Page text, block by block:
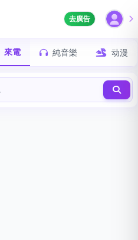
去廣告
來電 純音樂 动漫